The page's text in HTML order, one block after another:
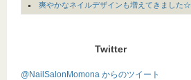
爽やかなネイルデザインも増えてきました☆
Twitter
@NailSalonMomona からのツイート